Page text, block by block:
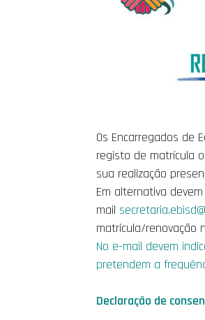
Os Encarregados de
registo de matrícula
sua realização
Em alternativa
mail
matricula/renovação
No e-mail devem
pretendem a
Declaração de